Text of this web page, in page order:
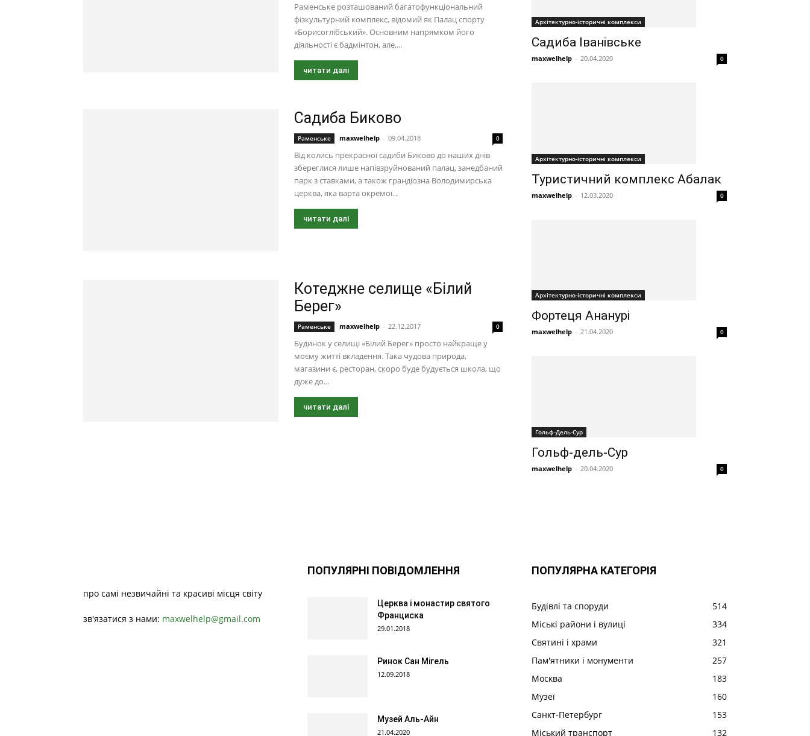
Раменське розташований багатофункціональний
фізкультурний комплекс, відомий як Палац спорту
«Борисоглібський». Основним напрямком його
діяльності є бадмінтон, але,...
читати далі
Садиба Биково
Раменське maxwelhelp - 09.04.2018 0
Від колись прекрасної садиби Биково до наших днів
збереглися лише напівзруйнований палац, занедбаний
парк з ставками, а також грандіозна Володимирська
церква, яка варта окремої...
читати далі
Котеджне селище «Білий
Берег»
Раменське maxwelhelp - 22.12.2017 0
Будинок у селищі «Білий Берег» просто найкраще у
моєму житті вкладення. Така чудова природа,
магазини є, ресторан, скоро буде будується школа, що
дуже до...
читати далі
Архітектурно-історичні комплекси
Садиба Іванівське
maxwelhelp - 20.04.2020 0
Архітектурно-історичні комплекси
Туристичний комплекс Абалак
maxwelhelp - 12.03.2020 0
Архітектурно-історичні комплекси
Фортеця Ананурі
maxwelhelp - 21.04.2020 0
Гольф-Дель-Сур
Гольф-дель-Сур
maxwelhelp - 20.04.2020 0
про самі незвичайні та красиві місця світу
зв'язатися з нами: maxwelhelp@gmail.com
ПОПУЛЯРНІ ПОВІДОМЛЕННЯ
Церква і монастир святого
Франциска
29.01.2018
Ринок Сан Мігель
12.09.2018
Музей Аль-Айн
21.04.2020
ПОПУЛЯРНА КАТЕГОРІЯ
Будівлі та споруди
514
Міські райони і вулиці
334
Святині і храми
321
Пам'ятники і монументи
257
Москва
183
Музеї
160
Санкт-Петербург
153
Міський транспорт
132